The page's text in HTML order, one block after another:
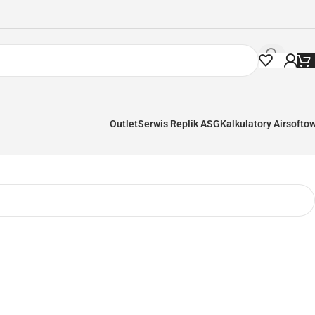
OutletSerwis Replik ASGKalkulatory